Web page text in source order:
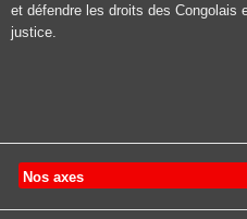
et défendre les droits des Congolais
justice.
Nos axes